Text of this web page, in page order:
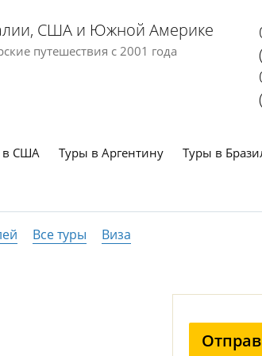
США и Южной Америке
путешествия с 2001 года
в США Туры в Аргентину Туры в
Все туры Виза